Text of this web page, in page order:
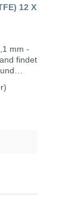
12 X
mm -
findet